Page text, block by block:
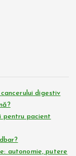
digestiv
pentru pacient
autonomie, putere